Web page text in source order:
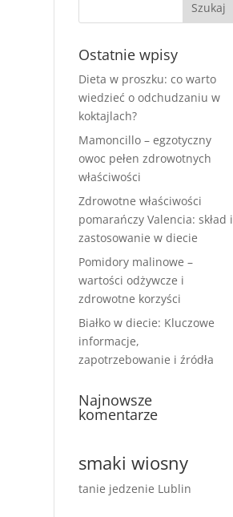
Ostatnie wpisy
Dieta w proszku: co warto
wiedzieć o odchudzaniu w
koktajlach?
Mamoncillo – egzotyczny
owoc pełen zdrowotnych
właściwości
Zdrowotne właściwości
pomarańczy Valencia: skład i
zastosowanie w diecie
Pomidory malinowe –
wartości odżywcze i
zdrowotne korzyści
Białko w diecie: Kluczowe
informacje,
zapotrzebowanie i źródła
Najnowsze
komentarze
smaki wiosny
tanie jedzenie Lublin